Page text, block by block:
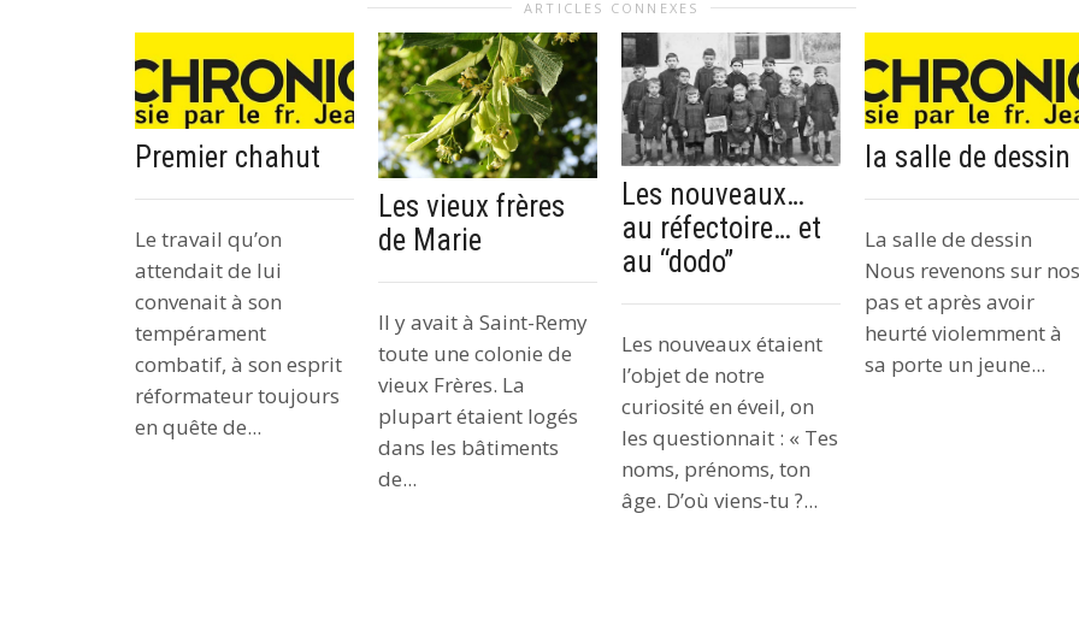
ARTICLES CONNEXES
Premier chahut
Le travail qu’on
attendait de lui
convenait à son
tempérament
combatif, à son esprit
réformateur toujours
en quête de...
Les vieux frères
de Marie
Il y avait à Saint-Remy
toute une colonie de
vieux Frères. La
plupart étaient logés
dans les bâtiments
de...
Les nouveaux…
au réfectoire… et
au “dodo”
Les nouveaux étaient
l’objet de notre
curiosité en éveil, on
les questionnait : « Tes
noms, prénoms, ton
âge. D’où viens-tu ?...
la salle de dessin
La salle de dessin
Nous revenons sur nos
pas et après avoir
heurté violemment à
sa porte un jeune...